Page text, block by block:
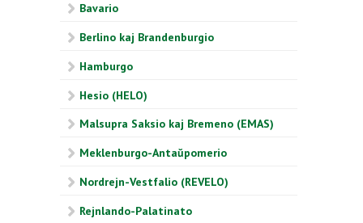
Bavario
Berlino kaj Brandenburgio
Hamburgo
Hesio (HELO)
Malsupra Saksio kaj Bremeno (EMAS)
Meklenburgo-Antaŭpomerio
Nordrejn-Vestfalio (REVELO)
Rejnlando-Palatinato